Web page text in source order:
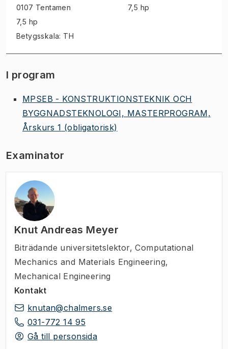
0107 Tentamen
7,5 hp
Betygsskala: TH
7,5 hp
I program
MPSEB - KONSTRUKTIONSTEKNIK OCH
BYGGNADSTEKNOLOGI, MASTERPROGRAM,
Årskurs 1 (obligatorisk)
Examinator
Knut Andreas Meyer
Biträdande universitetslektor, Computational
Mechanics and Materials Engineering,
Mechanical Engineering
Kontakt
knutan@chalmers.se
031-772 14 95
Gå till personsida